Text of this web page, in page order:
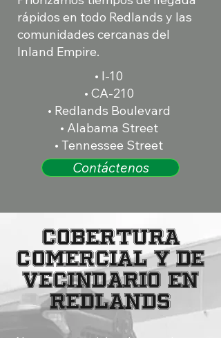
rápidos en todo Redlands y las
comunidades cercanas del
Inland Empire.
• I-10
• CA-210
• Redlands Boulevard
• Alabama Street
• Tennessee Street
Contáctenos
Cobertura
comercial y de
vecindario en
Redlands